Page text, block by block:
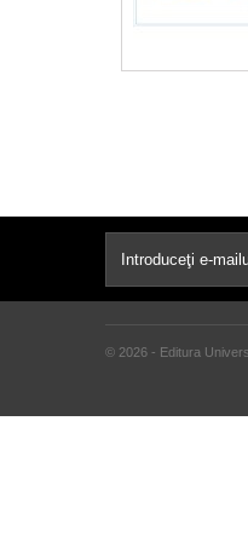
© 2026 - Editura